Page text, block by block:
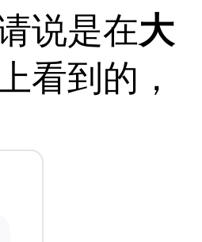
说是在大
上看到的，